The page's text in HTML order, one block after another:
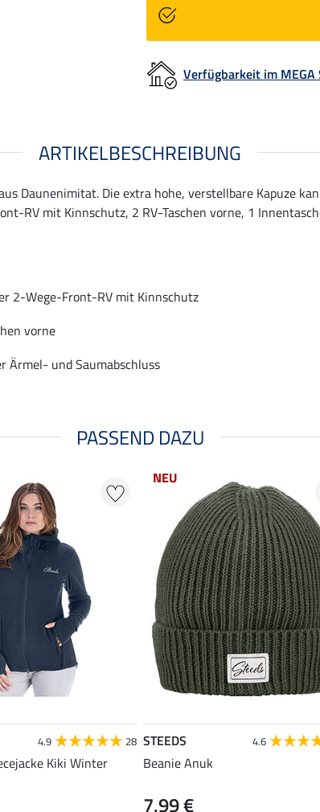
Verfügbarkeit im MEGA
ARTIKELBESCHREIBUNG
Daunenimitat. Die extra hohe, verstellbare Kapuze
RV mit Kinnschutz, 2 RV-Taschen vorne, 1
2-Wege-Front-RV mit Kinnschutz
vorne
Ärmel- und Saumabschluss
PASSEND DAZU
4.9 28
Kiki Winter
NEU
STEEDS 4.6
Beanie Anuk
7,99 €